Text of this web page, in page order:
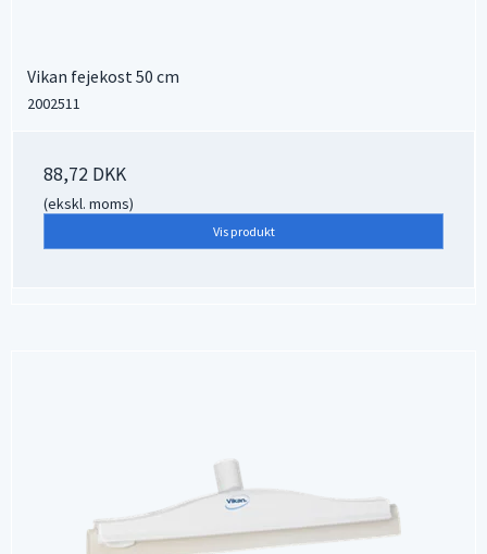
Vikan fejekost 50 cm
2002511
88,72 DKK
(ekskl. moms)
Vis produkt